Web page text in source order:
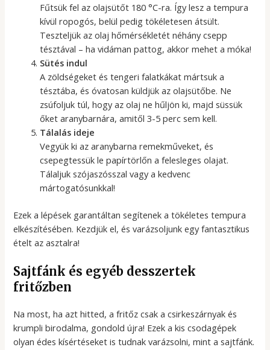
Fűtsük fel az olajsütőt 180 °C-ra. Így lesz a tempura
kívül ropogós, belül pedig tökéletesen átsült.
Teszteljük az olaj hőmérsékletét néhány csepp
tésztával – ha vidáman pattog, akkor mehet a móka!
Sütés indul
A zöldségeket és tengeri falatkákat mártsuk a
tésztába, és óvatosan küldjük az olajsütőbe. Ne
zsúfoljuk túl, hogy az olaj ne hűljön ki, majd süssük
őket aranybarnára, amitől 3-5 perc sem kell.
Tálalás ideje
Vegyük ki az aranybarna remekműveket, és
csepegtessük le papírtörlőn a felesleges olajat.
Tálaljuk szójaszósszal vagy a kedvenc
mártogatósunkkal!
Ezek a lépések garantáltan segítenek a tökéletes tempura
elkészítésében. Kezdjük el, és varázsoljunk egy fantasztikus
ételt az asztalra!
Sajtfánk és egyéb desszertek
fritőzben
Na most, ha azt hitted, a fritőz csak a csirkeszárnyak és
krumpli birodalma, gondold újra! Ezek a kis csodagépek
olyan édes kísértéseket is tudnak varázsolni, mint a sajtfánk.